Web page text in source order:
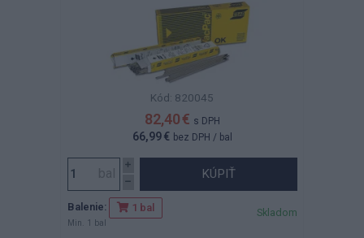
Kód: 820045
82,40 € s DPH
66,99 € bez DPH / bal
KÚPIŤ
Balenie: 1 bal
Min. 1 bal
Skladom